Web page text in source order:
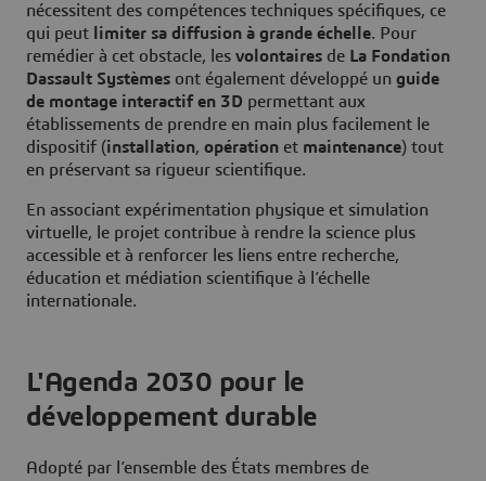
nécessitent des compétences techniques spécifiques, ce
qui peut
limiter sa diffusion à grande échelle. Pour
remédier à cet obstacle, les volontaires de La Fondation
Dassault Systèmes ont également développé un guide
de montage interactif en 3D permettant aux
établissements de prendre en main plus facilement le
dispositif (installation, opération et maintenance) tout
en préservant sa rigueur scientifique.
En associant expérimentation physique et simulation
virtuelle, le projet contribue à rendre la science plus
accessible et à renforcer les liens entre recherche,
éducation et médiation scientifique à l’échelle
internationale.
L'Agenda 2030 pour le
développement durable
Adopté par l’ensemble des États membres de